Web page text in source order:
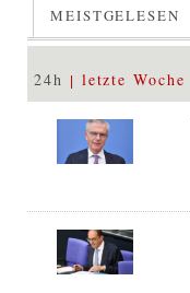
MEISTGELESEN
24h letzte Woche